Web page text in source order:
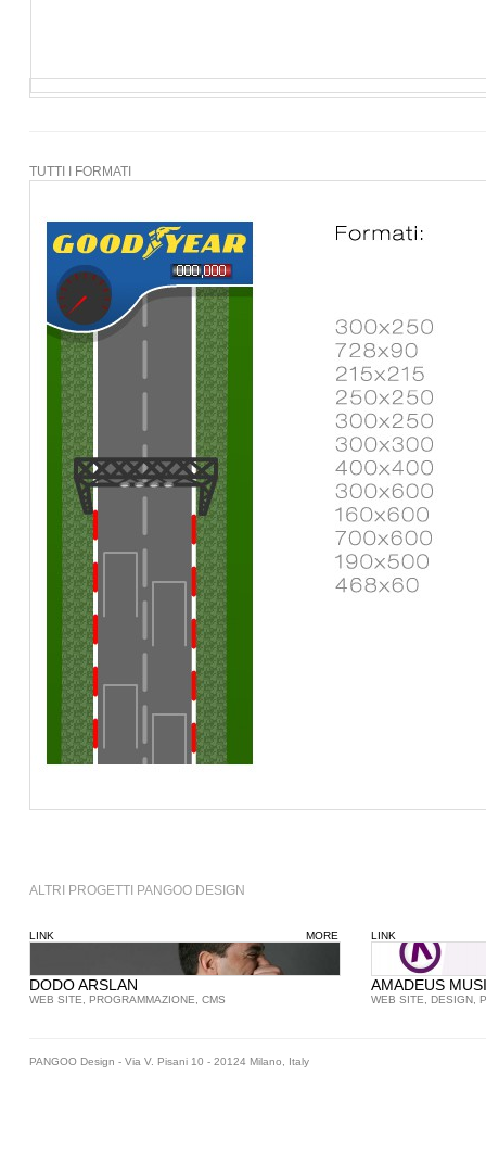
TUTTI I FORMATI
ALTRI PROGETTI PANGOO DESIGN
LINK MORE
DODO ARSLAN
WEB SITE, PROGRAMMAZIONE, CMS
LINK
AMADEUS
WEB SITE, DESIGN,
PANGOO Design - Via V. Pisani 10 - 20124 Milano, Italy